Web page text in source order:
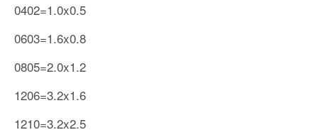
0402=1.0x0.5
0603=1.6x0.8
0805=2.0x1.2
1206=3.2x1.6
1210=3.2x2.5